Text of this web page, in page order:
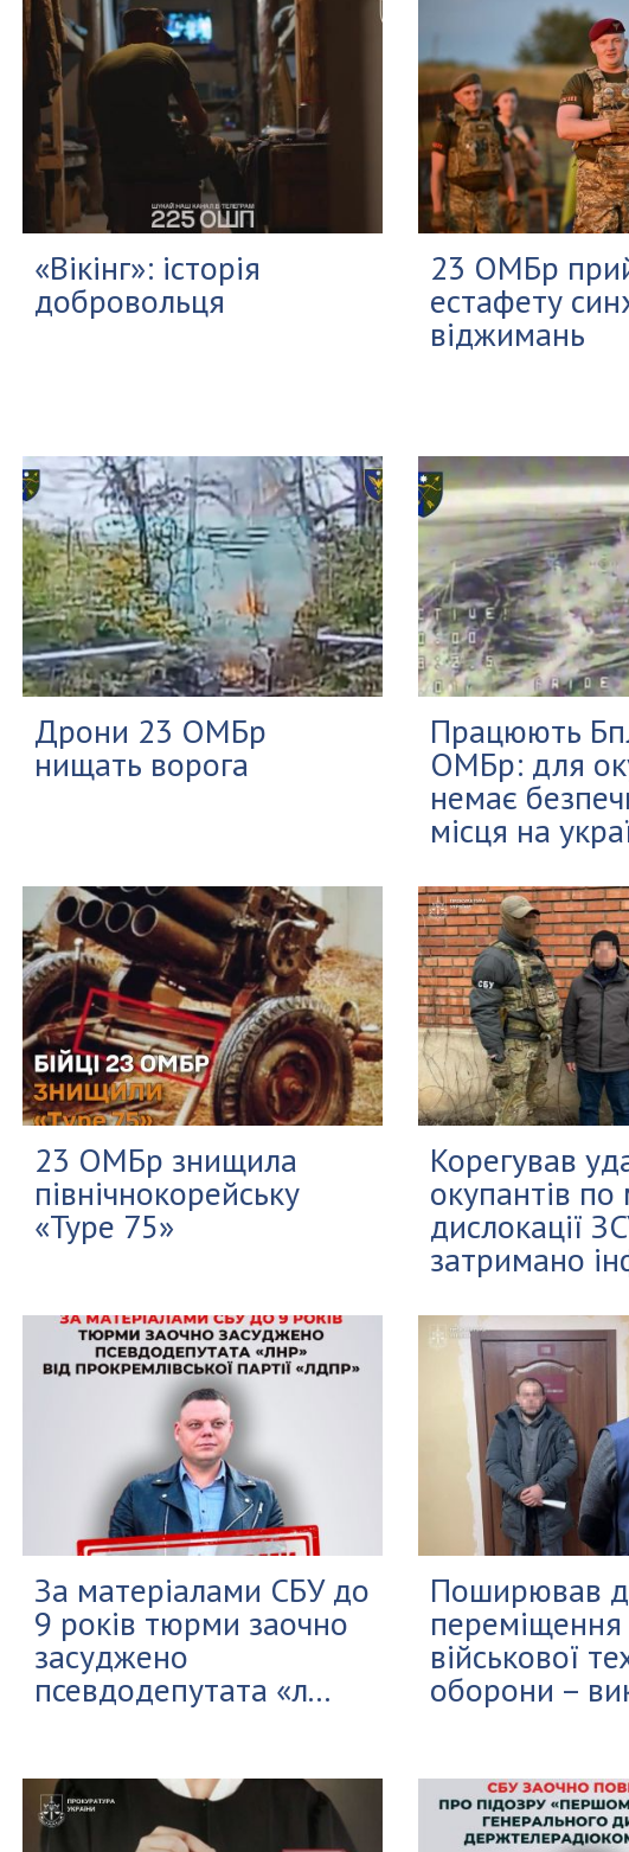
«Вікінг»: історія
добровольця
23 ОМБр
естафету
віджимань
Дрони 23 ОМБр
нищать ворога
Працюють
ОМБр: для
немає
місця на
23 ОМБр знищила
північнокорейську
«Type 75»
Корегував
окупантів по
дислокації
затримано
За матеріалами СБУ до
9 років тюрми заочно
засуджено
псевдодепутата «л...
Поширював
переміщення
військової
оборони –